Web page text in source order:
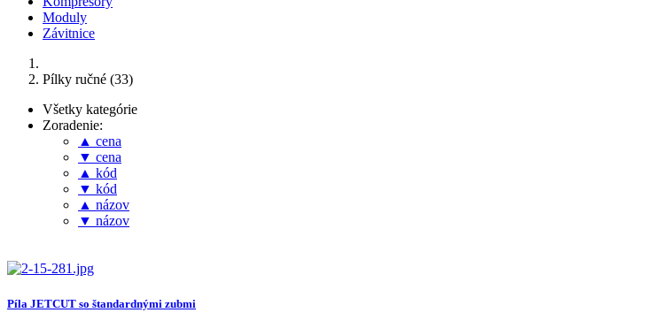
Moduly
Závitnice
Pílky ručné (33)
Všetky kategórie
Zoradenie:
▲ cena
▼ cena
▲ kód
▼ kód
▲ názov
▼ názov
Píla JETCUT so štandardnými zubmi